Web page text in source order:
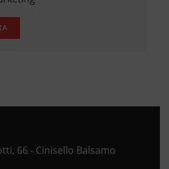
66 - Cinisello Balsamo